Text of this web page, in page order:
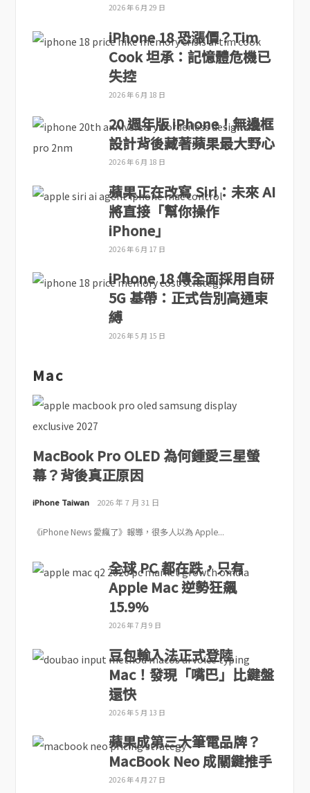
2026 年 6 月 29 日
iPhone 18 恐漲價？Tim
Cook 坦承：記憶體危機已
失控
2026 年 6 月 18 日
20 週年版 iPhone！無邊框
設計背後藏著蘋果最大野心
2026 年 6 月 18 日
蘋果正在改寫 Siri：未來 AI
將直接「幫你操作
iPhone」
2026 年 6 月 17 日
iPhone 18 傳全面採用自研
5G 基帶：正式告別高通束
縛
2026 年 5 月 15 日
Mac
MacBook Pro OLED 為何鍾愛三星螢
幕？背後真正原因
iPhone Taiwan 2026 年 7 月 31 日
《iPhone News 愛瘋了》報導，很多人以為 Apple...
全球 PC 都在跌，只有
Apple Mac 逆勢狂飆
15.9%
2026 年 7 月 9 日
豆包輸入法正式登陸
Mac！發現「嘴巴」比鍵盤
還快
2026 年 5 月 13 日
蘋果成第三大筆電品牌？
MacBook Neo 成關鍵推手
2026 年 4 月 27 日